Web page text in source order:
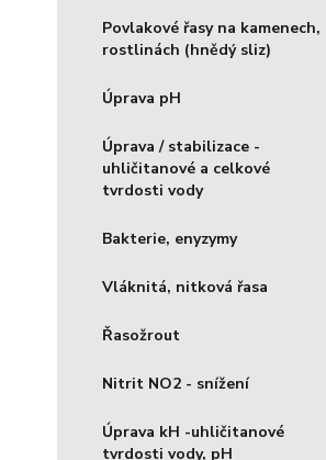
Povlakové řasy na kamenech,
rostlinách (hnědý sliz)
Úprava pH
Úprava / stabilizace -
uhličitanové a celkové
tvrdosti vody
Bakterie, enyzymy
Vláknitá, nitková řasa
Řasožrout
Nitrit NO2 - snížení
Úprava kH -uhličitanové
tvrdosti vody, pH